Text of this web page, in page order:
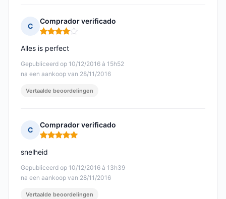
C
Comprador verificado
Opmerking: 4 van 5
Gepubliceerd op 10/12/2016 à 15h52
na een aankoop van 28/11/2016
Alles is perfect
Vertaalde beoordelingen
C
Comprador verificado
Opmerking: 5 van 5
Gepubliceerd op 10/12/2016 à 13h39
na een aankoop van 28/11/2016
snelheid
Vertaalde beoordelingen